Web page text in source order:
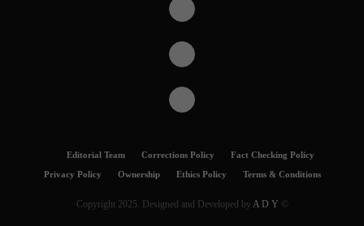
Fact Checking Policy
Corrections Policy
Editorial Team
Terms & Conditions
Ethics Policy
Ownership
Privacy Policy
© Copyright 2025. Designed and Developed by
A D Y